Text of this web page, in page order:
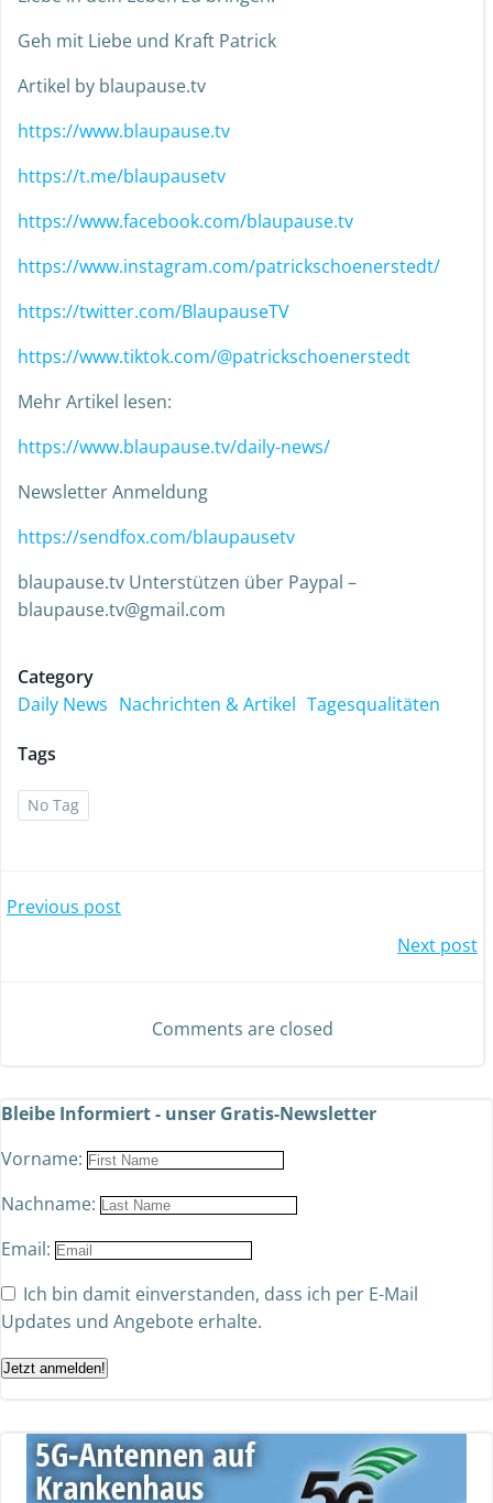
Geh mit Liebe und Kraft Patrick
Artikel by blaupause.tv
https://www.blaupause.tv
https://t.me/blaupausetv
https://www.facebook.com/blaupause.tv
https://www.instagram.com/patrickschoenerstedt/
https://twitter.com/BlaupauseTV
https://www.tiktok.com/@patrickschoenerstedt
Mehr Artikel lesen:
https://www.blaupause.tv/daily-news/
Newsletter Anmeldung
https://sendfox.com/blaupausetv
blaupause.tv Unterstützen über Paypal –
blaupause.tv@gmail.com
Category
Daily News Nachrichten & Artikel Tagesqualitäten
Tags
No Tag
Previous post
Next post
Comments are closed
Bleibe Informiert - unser Gratis-Newsletter
Vorname:
Nachname:
Email:
Ich bin damit einverstanden, dass ich per E-Mail
Updates und Angebote erhalte.
Jetzt anmelden!